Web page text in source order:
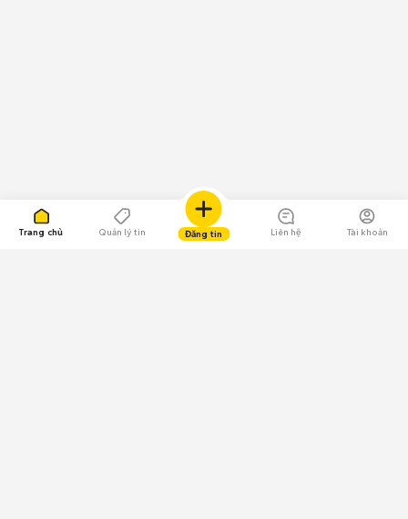
Trang chủ Quản lý tin Đăng tin Liên hệ Tài khoản